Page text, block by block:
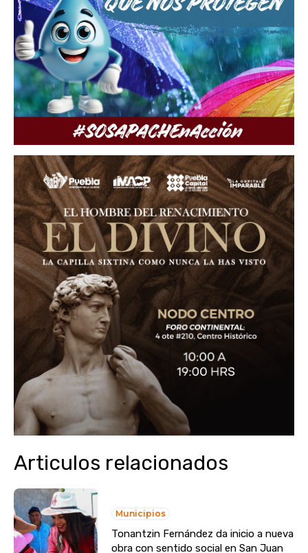
Articulos relacionados
Municipios
Tonantzin Fernández da inicio a nueva
obra con sentido social en San Juan